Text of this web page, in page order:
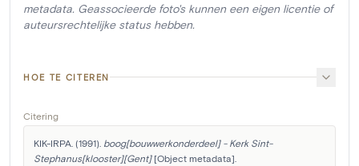
metadata. Geassocieerde foto's kunnen een eigen licentie of
auteursrechtelijke status hebben.
HOE TE CITEREN
Citering
KIK-IRPA. (1991). boog[bouwwerkonderdeel] - Kerk Sint-
Stephanus[klooster][Gent] [Object metadata].